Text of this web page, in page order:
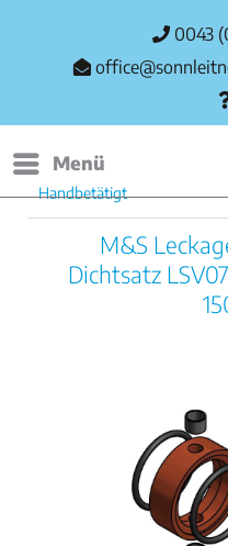
0043
Menü
Handbetätigt
M&S
Dichtsatz